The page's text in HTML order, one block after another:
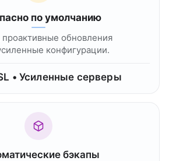
по умолчанию
обновления
конфигурации.
• Усиленные серверы
бэкапы